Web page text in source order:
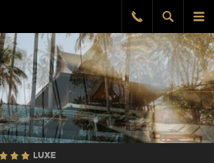
le
Afficher
la
Rappel
gratuit